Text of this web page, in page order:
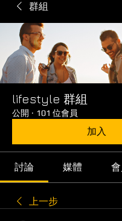
群組
lifestyle 群組
公開 · 101 位會員
加入
討論 媒體
上一步